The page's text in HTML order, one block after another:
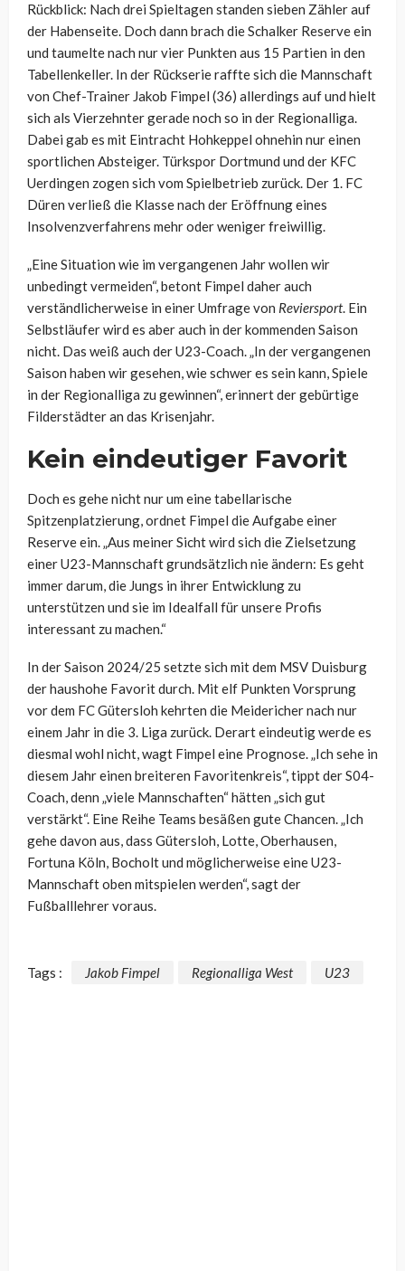
Rückblick: Nach drei Spieltagen standen sieben Zähler auf
der Habenseite. Doch dann brach die Schalker Reserve ein
und taumelte nach nur vier Punkten aus 15 Partien in den
Tabellenkeller. In der Rückserie raffte sich die Mannschaft
von Chef-Trainer Jakob Fimpel (36) allerdings auf und hielt
sich als Vierzehnter gerade noch so in der Regionalliga.
Dabei gab es mit Eintracht Hohkeppel ohnehin nur einen
sportlichen Absteiger. Türkspor Dortmund und der KFC
Uerdingen zogen sich vom Spielbetrieb zurück. Der 1. FC
Düren verließ die Klasse nach der Eröffnung eines
Insolvenzverfahrens mehr oder weniger freiwillig.
„Eine Situation wie im vergangenen Jahr wollen wir
unbedingt vermeiden“, betont Fimpel daher auch
verständlicherweise in einer Umfrage von Reviersport. Ein
Selbstläufer wird es aber auch in der kommenden Saison
nicht. Das weiß auch der U23-Coach. „In der vergangenen
Saison haben wir gesehen, wie schwer es sein kann, Spiele
in der Regionalliga zu gewinnen“, erinnert der gebürtige
Filderstädter an das Krisenjahr.
Kein eindeutiger Favorit
Doch es gehe nicht nur um eine tabellarische
Spitzenplatzierung, ordnet Fimpel die Aufgabe einer
Reserve ein. „Aus meiner Sicht wird sich die Zielsetzung
einer U23-Mannschaft grundsätzlich nie ändern: Es geht
immer darum, die Jungs in ihrer Entwicklung zu
unterstützen und sie im Idealfall für unsere Profis
interessant zu machen.“
In der Saison 2024/25 setzte sich mit dem MSV Duisburg
der haushohe Favorit durch. Mit elf Punkten Vorsprung
vor dem FC Gütersloh kehrten die Meidericher nach nur
einem Jahr in die 3. Liga zurück. Derart eindeutig werde es
diesmal wohl nicht, wagt Fimpel eine Prognose. „Ich sehe in
diesem Jahr einen breiteren Favoritenkreis“, tippt der S04-
Coach, denn „viele Mannschaften“ hätten „sich gut
verstärkt“. Eine Reihe Teams besäßen gute Chancen. „Ich
gehe davon aus, dass Gütersloh, Lotte, Oberhausen,
Fortuna Köln, Bocholt und möglicherweise eine U23-
Mannschaft oben mitspielen werden“, sagt der
Fußballlehrer voraus.
Tags : Jakob Fimpel Regionalliga West U23